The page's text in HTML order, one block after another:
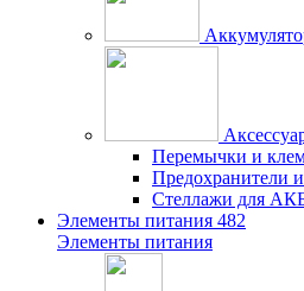
Перемычки и
Предохранители
Стеллажи для
Элементы питания 482
Элементы питания